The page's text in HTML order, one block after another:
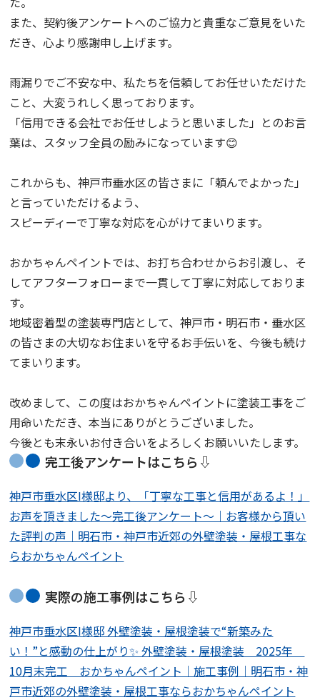
また、契約後アンケートへのご協力と貴重なご意見をいた
だき、心より感謝申し上げます。
雨漏りでご不安な中、私たちを信頼してお任せいただけた
こと、大変うれしく思っております。
「信用できる会社でお任せしようと思いました」とのお言
葉は、スタッフ全員の励みになっています😊
これからも、神戸市垂水区の皆さまに「頼んでよかった」
と言っていただけるよう、
スピーディーで丁寧な対応を心がけてまいります。
おかちゃんペイントでは、お打ち合わせからお引渡し、そ
してアフターフォローまで一貫して丁寧に対応しておりま
す。
地域密着型の塗装専門店として、神戸市・明石市・垂水区
の皆さまの大切なお住まいを守るお手伝いを、今後も続け
てまいります。
改めまして、この度はおかちゃんペイントに塗装工事をご
用命いただき、本当にありがとうございました。
今後とも末永いお付き合いをよろしくお願いいたします。
完工後アンケートはこちら⇩
神戸市垂水区I様邸より、「丁寧な工事と信用があるよ！」
お声を頂きました～完工後アンケート～｜お客様から頂い
た評判の声｜明石市・神戸市近郊の外壁塗装・屋根工事な
らおかちゃんペイント
実際の施工事例はこちら⇩
神戸市垂水区I様邸 外壁塗装・屋根塗装で“新築みた
い！”と感動の仕上がり✨ 外壁塗装・屋根塗装 2025年
10月末完工 おかちゃんペイント｜施工事例｜明石市・神
戸市近郊の外壁塗装・屋根工事ならおかちゃんペイント